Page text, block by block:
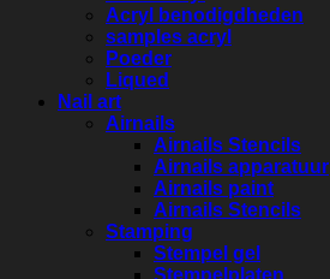
Acryl benodigdheden
samples acryl
Poeder
Liqued
Nail art
Airnails
Airnails Stencils
Airnails apparatuur
Airnails paint
Airnails Stencils
Stamping
Stempel gel